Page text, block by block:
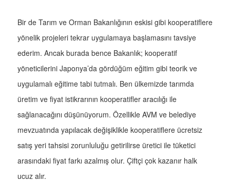
Bir de Tarım ve Orman Bakanlığının eskisi gibi kooperatiflere
yönelik projeleri tekrar uygulamaya başlamasını tavsiye
ederim. Ancak burada bence Bakanlık; kooperatif
yöneticilerini Japonya’da gördüğüm eğitim gibi teorik ve
uygulamalı eğitime tabi tutmalı. Ben ülkemizde tarımda
üretim ve fiyat istikrarının kooperatifler aracılığı ile
sağlanacağını düşünüyorum. Özellikle AVM ve belediye
mevzuatında yapılacak değişiklikle kooperatiflere ücretsiz
satış yeri tahsisi zorunluluğu getirilirse üretici ile tüketici
arasındaki fiyat farkı azalmış olur. Çiftçi çok kazanır halk
ucuz alır.